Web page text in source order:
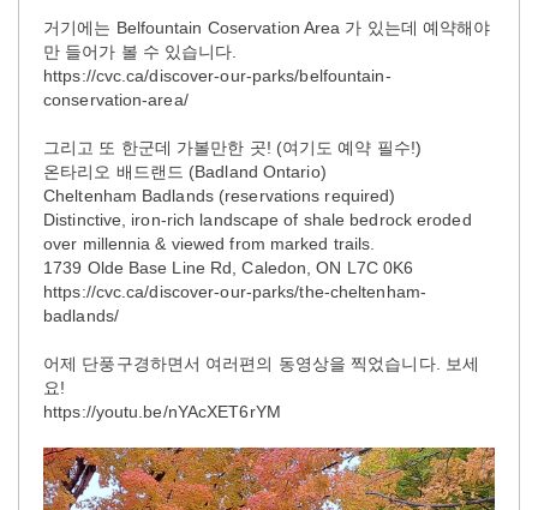
거기에는 Belfountain Coservation Area 가 있는데 예약해야
만 들어가 볼 수 있습니다.
https://cvc.ca/discover-our-parks/belfountain-
conservation-area/
그리고 또 한군데 가볼만한 곳! (여기도 예약 필수!)
온타리오 배드랜드 (Badland Ontario)
Cheltenham Badlands (reservations required)
Distinctive, iron-rich landscape of shale bedrock eroded
over millennia & viewed from marked trails.
1739 Olde Base Line Rd, Caledon, ON L7C 0K6
https://cvc.ca/discover-our-parks/the-cheltenham-
badlands/
어제 단풍구경하면서 여러편의 동영상을 찍었습니다. 보세
요!
https://youtu.be/nYAcXET6rYM